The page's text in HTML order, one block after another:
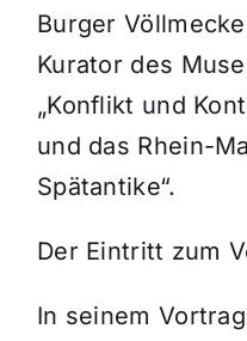
Burger
Kurator des
„Konflikt und
und das Rhein-
Spätantike“.
Der Eintritt zum
In seinem